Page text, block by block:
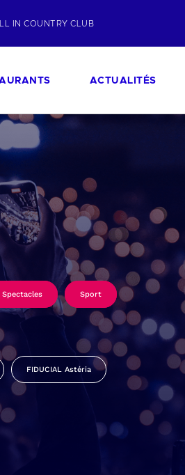
IN COUNTRY CLUB
ACTUALITÉS
Spectacles Sport
FIDUCIAL Astéria